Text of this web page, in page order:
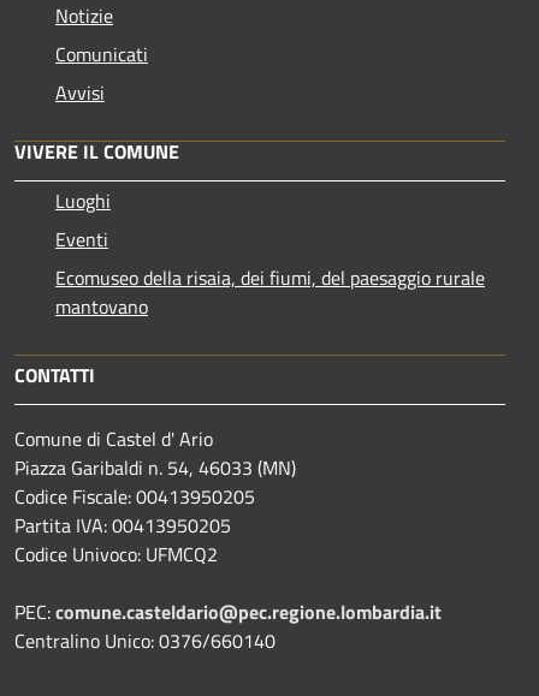
Notizie
Comunicati
Avvisi
VIVERE IL COMUNE
Luoghi
Eventi
Ecomuseo della risaia, dei fiumi, del paesaggio rurale
mantovano
CONTATTI
Comune di Castel d' Ario
Piazza Garibaldi n. 54, 46033 (MN)
Codice Fiscale: 00413950205
Partita IVA: 00413950205
Codice Univoco: UFMCQ2
PEC:comune.casteldario@pec.regione.lombardia.it
Centralino Unico: 0376/660140